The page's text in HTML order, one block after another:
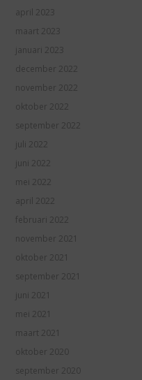
april 2023
maart 2023
januari 2023
december 2022
november 2022
oktober 2022
september 2022
juli 2022
juni 2022
mei 2022
april 2022
februari 2022
november 2021
oktober 2021
september 2021
juni 2021
mei 2021
maart 2021
oktober 2020
september 2020